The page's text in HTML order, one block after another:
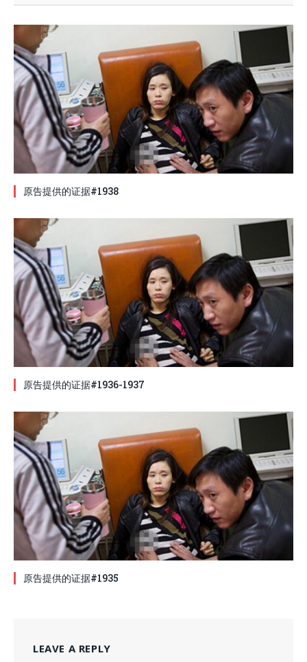
原告提供的证据#1938
原告提供的证据#1936-1937
原告提供的证据#1935
LEAVE A REPLY